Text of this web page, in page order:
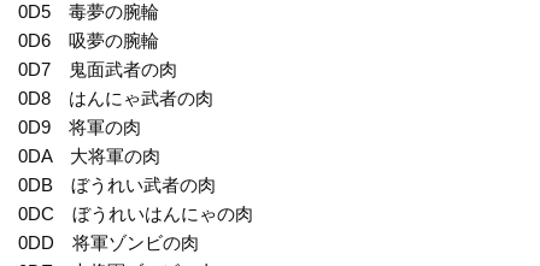
0D5 毒夢の腕輪
0D6 吸夢の腕輪
0D7 鬼面武者の肉
0D8 はんにゃ武者の肉
0D9 将軍の肉
0DA 大将軍の肉
0DB ぼうれい武者の肉
0DC ぼうれいはんにゃの肉
0DD 将軍ゾンビの肉